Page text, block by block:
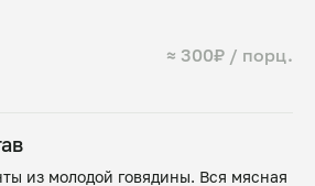
≈ 300₽ / порц.
из молодой говядины. Вся мясная